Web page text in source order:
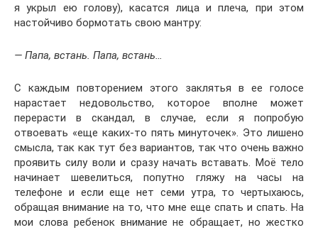
я укрыл ею голову), касатся лица и плеча, при этом
настойчиво бормотать свою мантру:
— Папа, встань. Папа, встань…
С каждым повторением этого заклятья в ее голосе
нарастает недовольство, которое вполне может
перерасти в скандал, в случае, если я попробую
отвоевать «еще каких-то пять минуточек». Это лишено
смысла, так как тут без вариантов, так что очень важно
проявить силу воли и сразу начать вставать. Моё тело
начинает шевелиться, попутно гляжу на часы на
телефоне и если еще нет семи утра, то чертыхаюсь,
обращая внимание на то, что мне еще спать и спать. На
мои слова ребенок внимание не обращает, но жестко